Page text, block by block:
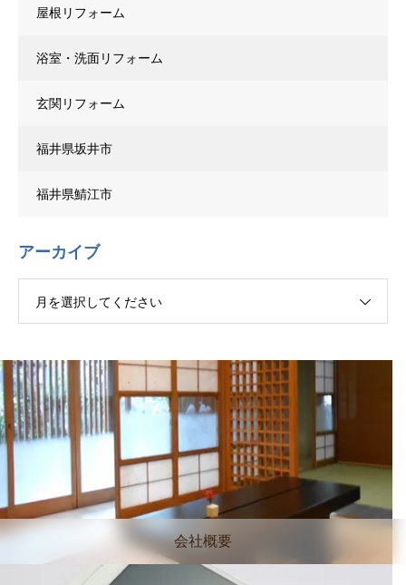
屋根リフォーム
浴室・洗面リフォーム
玄関リフォーム
福井県坂井市
福井県鯖江市
アーカイブ
月を選択してください
会社概要